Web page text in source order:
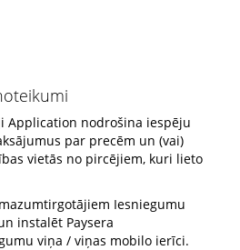
Application nodrošina iespēju
par precēm un (vai)
vietās no pircējiem, kuri lieto
Iesniegumu
instalēt Paysera
viņa / viņas mobilo ierīci.